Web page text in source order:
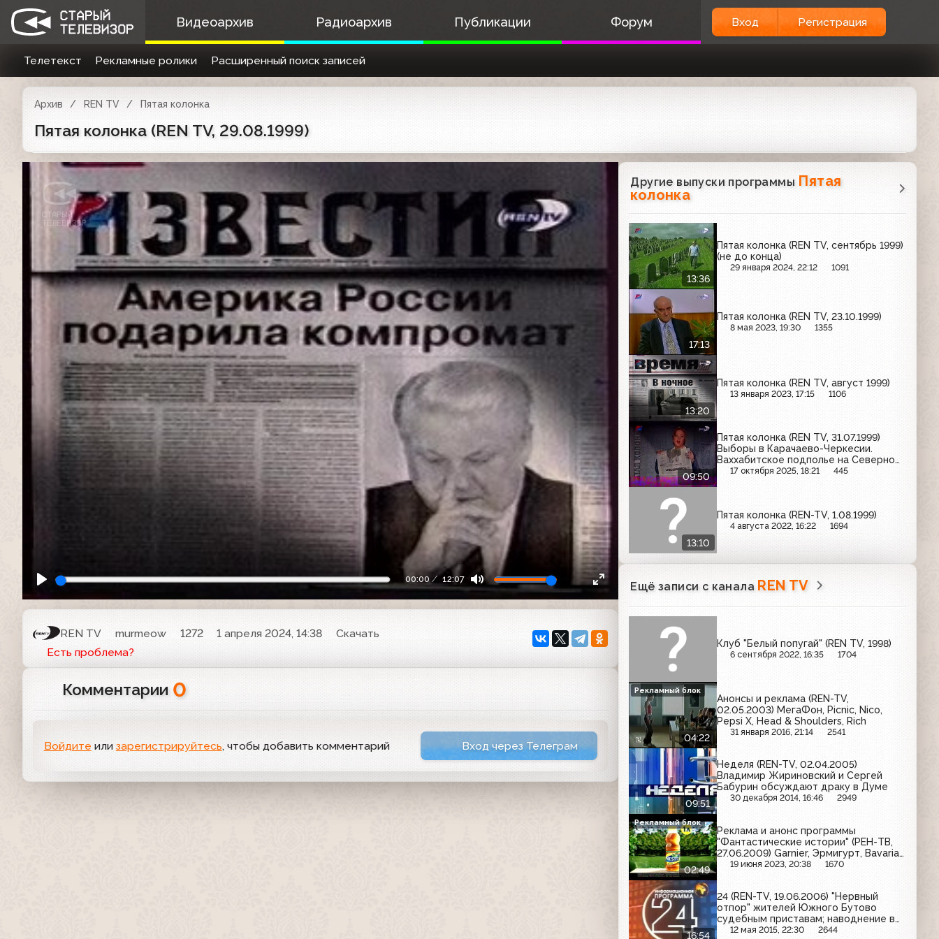
Видеоархив Радиоархив Публикации Форум Вход Регистрация
Телетекст Рекламные ролики Расширенный поиск записей
Архив REN TV Пятая колонка
Пятая колонка (REN TV, 29.08.1999)
00:00 12:07
REN TV murmeow 1272 1 апреля 2024, 14:38
Скачать
Есть проблема?
Комментарии 0
Войдите или зарегистрируйтесь, чтобы добавить комментарий Вход через Телеграм
Другие выпуски программы Пятая
колонка
13:36
Пятая колонка (REN TV, сентябрь 1999)
(не до конца)
29 января 2024, 22:12 1091
17:13
Пятая колонка (REN TV, 23.10.1999)
8 мая 2023, 19:30 1355
13:20
Пятая колонка (REN TV, август 1999)
13 января 2023, 17:15 1106
09:50
Пятая колонка (REN TV, 31.07.1999)
Выборы в Карачаево-Черкесии.
Ваххабитское подполье на Северном
Кавказе
17 октября 2025, 18:21 445
13:10
Пятая колонка (REN-TV, 1.08.1999)
4 августа 2022, 16:22 1694
Ещё записи с канала REN TV
Клуб "Белый попугай" (REN TV, 1998)
6 сентября 2022, 16:35 1704
04:22
Анонсы и реклама (REN-TV,
02.05.2003) МегаФон, Picnic, Nico,
Pepsi X, Head & Shoulders, Rich
31 января 2016, 21:14 2541
Рекламный блок
09:51
Неделя (REN-TV, 02.04.2005)
Владимир Жириновский и Сергей
Бабурин обсуждают драку в Думе
30 декабря 2014, 16:46 2949
02:49
Реклама и анонс программы
"Фантастические истории" (РЕН-ТВ,
27.06.2009) Garnier, Эрмигурт, Bavaria,
Sprite, Vanish, Nestea, Очаково
19 июня 2023, 20:38 1670
Рекламный блок
16:54
24 (REN-TV, 19.06.2006) "Нервный
отпор" жителей Южного Бутово
судебным приставам; наводнение в
Якутии; загрязнение реки Дон
12 мая 2015, 22:30 2644